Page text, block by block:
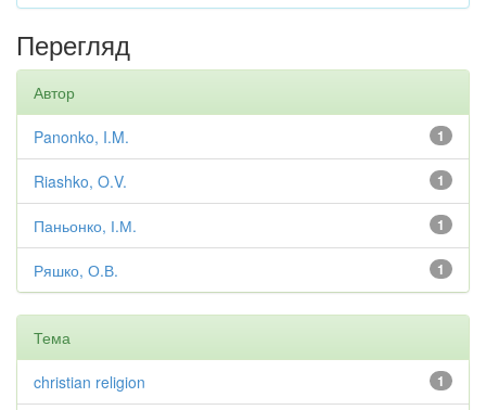
Перегляд
Автор
1
Panonko, I.M.
1
Riashko, O.V.
1
Паньонко, І.М.
1
Ряшко, О.В.
Тема
1
christian religion